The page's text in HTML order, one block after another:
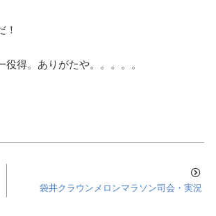
！
得。ありがたや。。。。。
袋井クラウンメロンマラソン司会・実況